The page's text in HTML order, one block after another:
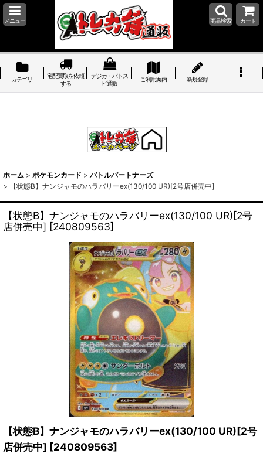
メニュー 商品検索 カート
カテゴリ
宅配買取を依頼
する
デジカ・バトス
ピ通販
ご利用案内 新規登録
ホーム > ポケモンカード > バトルパートナーズ
>
【状態B】ナンジャモのハラバリーex(130/100 UR)[2号店併売中]
【状態B】ナンジャモのハラバリーex(130/100 UR)[2号
店併売中] [240809563]
【状態B】ナンジャモのハラバリーex(130/100 UR)[2号
店併売中] [240809563]